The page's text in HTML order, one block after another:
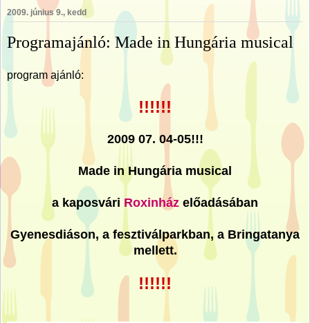
2009. június 9., kedd
Programajánló: Made in Hungária musical
program ajánló:
!!!!!!
2009 07. 04-05!!!
Made in Hungária musical
a kaposvári Roxinház előadásában
Gyenesdiáson, a fesztiválparkban, a Bringatanya
mellett.
!!!!!!